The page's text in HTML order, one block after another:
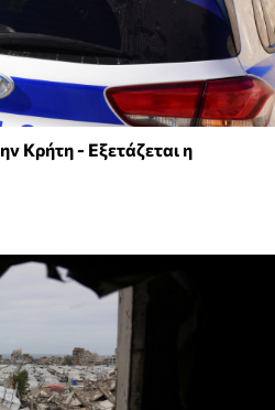
Κρήτη - Εξετάζεται η